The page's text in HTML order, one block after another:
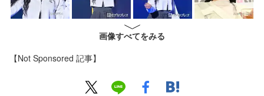
画像すべてをみる
【Not Sponsored 記事】